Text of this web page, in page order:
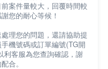
案件量較大，回覆時間較
您的耐心等候！
理您的問題，還請協助提
機號碼或訂單編號(TG開
利客服為您查詢確認，謝
合。